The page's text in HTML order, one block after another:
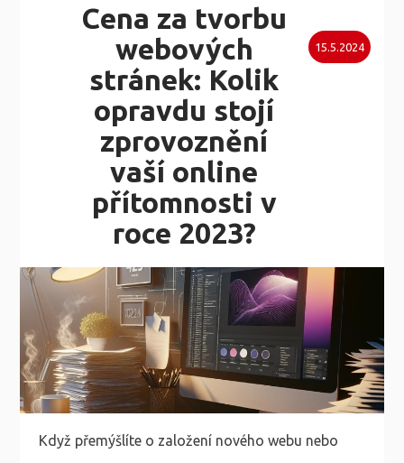
Cena za tvorbu
webových
stránek: Kolik
opravdu stojí
zprovoznění
vaší online
přítomnosti v
roce 2023?
15.5.2024
Když přemýšlíte o založení nového webu nebo